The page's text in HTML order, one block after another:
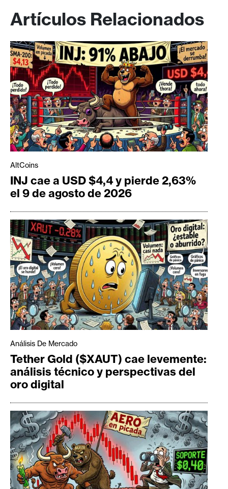
Artículos Relacionados
AltCoins
INJ cae a USD $4,4 y pierde 2,63%
el 9 de agosto de 2026
Análisis De Mercado
Tether Gold ($XAUT) cae levemente:
análisis técnico y perspectivas del
oro digital